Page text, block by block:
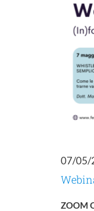
07/05/
ZOOM